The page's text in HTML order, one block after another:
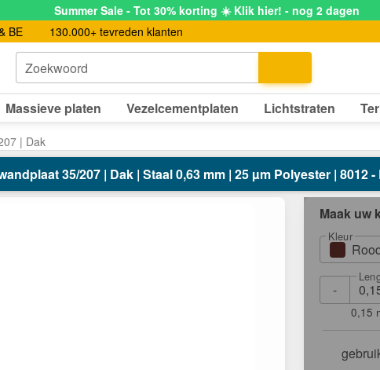
Summer Sale - Tot 30% korting ☀️ Klik hier! - nog 2 dagen
BE 130.000+ tevreden klanten
Zoekwoord
Massieve platen Vezelcementplaten Lichtstraten
| Dak
35/207 | Dak | Staal 0,63 mm | 25 µm Polyester | 8012
Maak uw
Kleur
-
0,15